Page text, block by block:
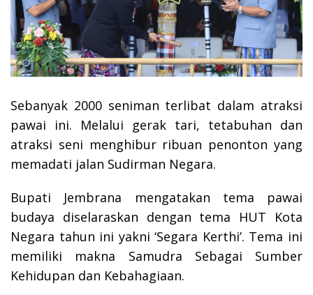
Sebanyak 2000 seniman terlibat dalam atraksi
pawai ini. Melalui gerak tari, tetabuhan dan
atraksi seni menghibur ribuan penonton yang
memadati jalan Sudirman Negara.
Bupati Jembrana mengatakan tema pawai
budaya diselaraskan dengan tema HUT Kota
Negara tahun ini yakni ‘Segara Kerthi’. Tema ini
memiliki makna Samudra Sebagai Sumber
Kehidupan dan Kebahagiaan.